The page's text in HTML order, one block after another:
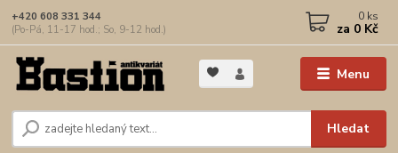
Menu
Hledat
+420 608 331 344
(Po-Pá, 11-17 hod.; So, 9-12 hod.)
0 ks
za 0 Kč